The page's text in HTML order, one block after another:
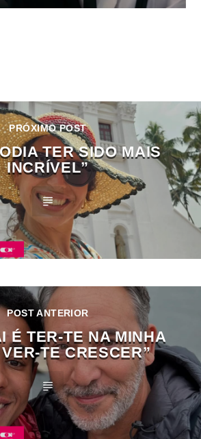
PRÓXIMO POST
TER SIDO MAIS
INCRÍVEL”
POST ANTERIOR
É TER-TE NA MINHA
TE CRESCER”